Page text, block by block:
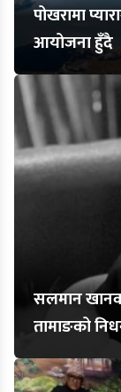
पोखरामा
आयोजना हुँदै
सलमान
तामाङको